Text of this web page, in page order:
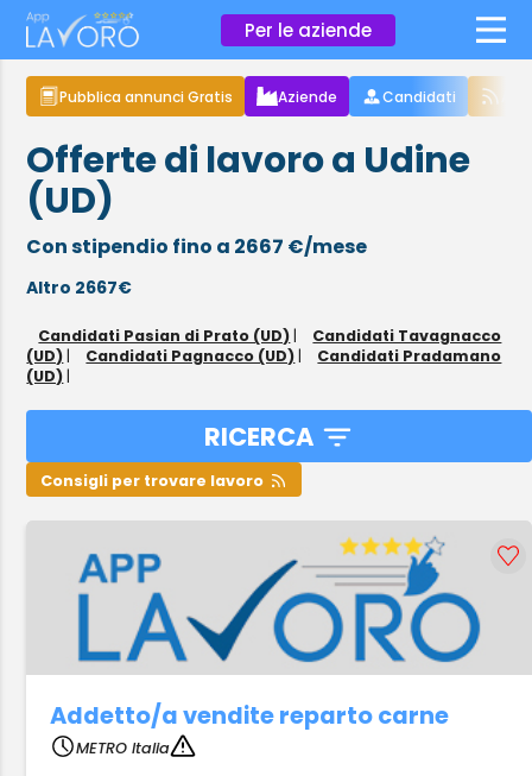
Per le aziende ×
Pubblica annunci Gratis Aziende Candidati
Offerte di lavoro a Udine
(UD)
Con stipendio fino a 2667 €/mese
Altro 2667€
Candidati Pasian di Prato (UD) |
Candidati Tavagnacco
(UD) | Candidati Pagnacco (UD) |
Candidati Pradamano
(UD) |
RICERCA
Consigli per trovare lavoro
Addetto/a vendite reparto carne
METRO Italia